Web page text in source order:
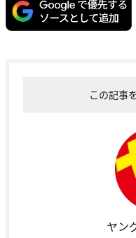
この記事
ヤン